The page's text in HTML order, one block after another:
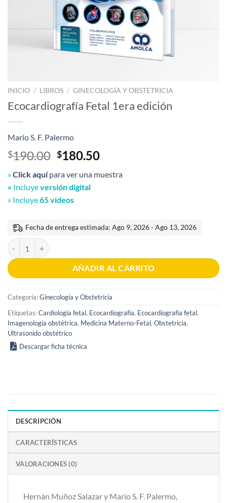
INICIO / LIBROS / GINECOLOGÍA Y OBSTETRICIA
Ecocardiografía Fetal 1era edición
Mario S. F. Palermo
$190.00 El
original
era:
$190.00.
$180.50El
actual
»Click aquípara ver una muestra
» Incluyeversión digital
» Incluye65 videos
Fecha de entrega estimada: Ago 9, 2026 - Ago 13, 2026
Ecocardiografía Fetal 1era edición cantidad
AÑADIR AL CARRITO
Categoría:Ginecología y Obstetricia
Etiquetas:Cardiología fetal, Ecocardiografía, Ecocardiografía fetal,
Imagenología obstétrica, Medicina Materno-Fetal, Obstetricia,
Ultrasonido obstétrico
Descargar ficha técnica
DESCRIPCIÓN
CARACTERÍSTICAS
VALORACIONES (0)
Hernán Muñoz Salazar y Mario S. F. Palermo,